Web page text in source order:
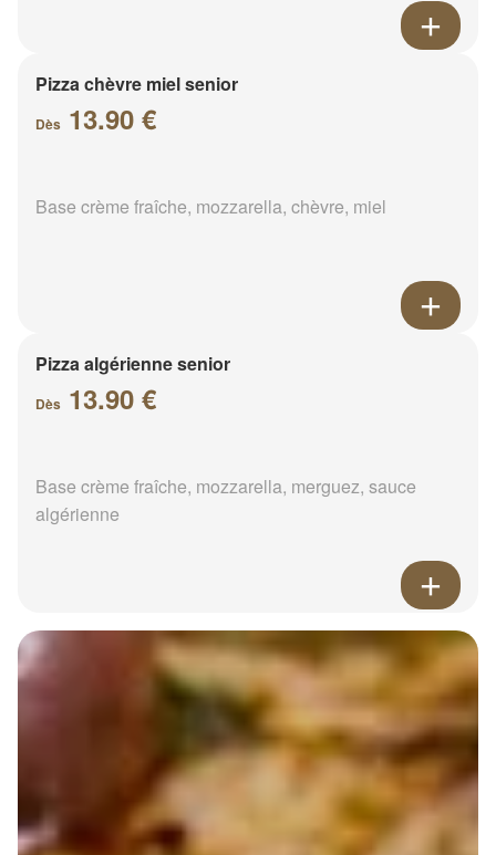
Pizza chèvre miel senior
Dès 13.90 €
Base crème fraîche, mozzarella, chèvre, miel
Pizza algérienne senior
Dès 13.90 €
Base crème fraîche, mozzarella, merguez, sauce
algérienne